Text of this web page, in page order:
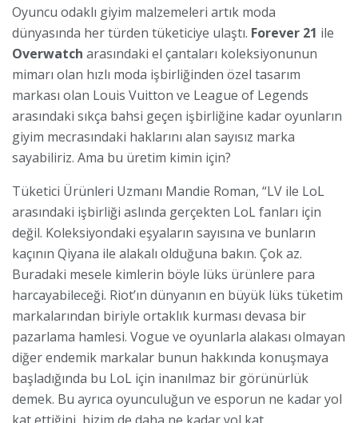
Oyuncu odaklı giyim malzemeleri artık moda
dünyasında her türden tüketiciye ulaştı. Forever 21 ile
Overwatch arasındaki el çantaları koleksiyonunun
mimarı olan hızlı moda işbirliğinden özel tasarım
markası olan Louis Vuitton ve League of Legends
arasındaki sıkça bahsi geçen işbirliğine kadar oyunların
giyim mecrasındaki haklarını alan sayısız marka
sayabiliriz. Ama bu üretim kimin için?
Tüketici Ürünleri Uzmanı Mandie Roman, “LV ile LoL
arasındaki işbirliği aslında gerçekten LoL fanları için
değil. Koleksiyondaki eşyaların sayısına ve bunların
kaçının Qiyana ile alakalı olduğuna bakın. Çok az.
Buradaki mesele kimlerin böyle lüks ürünlere para
harcayabileceği. Riot’ın dünyanın en büyük lüks tüketim
markalarından biriyle ortaklık kurması devasa bir
pazarlama hamlesi. Vogue ve oyunlarla alakası olmayan
diğer endemik markalar bunun hakkında konuşmaya
başladığında bu LoL için inanılmaz bir görünürlük
demek. Bu ayrıca oyunculuğun ve esporun ne kadar yol